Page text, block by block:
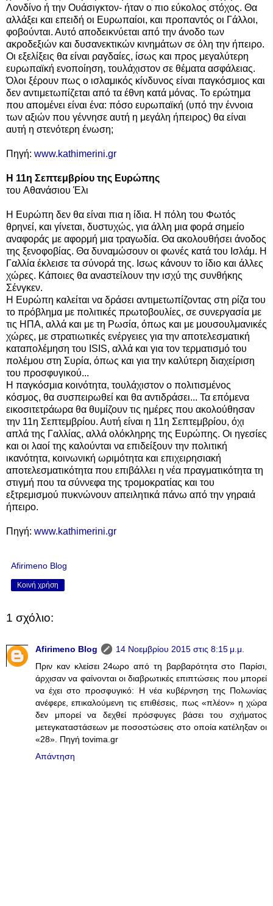
Λονδίνο ή την Ουάσιγκτον- ήταν ο πιο εύκολος στόχος. Θα
αλλάξει και επειδή οι Ευρωπαίοι, και προπαντός οι Γάλλοι,
φοβούνται. Αυτό αποδεικνύεται από την άνοδο των
ακροδεξιών και δυσανεκτικών κινημάτων σε όλη την ήπειρο.
Οι εξελίξεις θα είναι ραγδαίες, ίσως και προς μεγαλύτερη
ευρωπαϊκή ενοποίηση, τουλάχιστον σε θέματα ασφάλειας.
Όλοι ξέρουν πως ο ισλαμικός κίνδυνος είναι παγκόσμιος και
δεν αντιμετωπίζεται από τα έθνη κατά μόνας. Το ερώτημα
που απομένει είναι ένα: πόσο ευρωπαϊκή (υπό την έννοια
των αξιών που γέννησε αυτή η μεγάλη ήπειρος) θα είναι
αυτή η στενότερη ένωση;
Πηγή: www.kathimerini.gr
Η 11η Σεπτεμβρίου της Ευρώπης
του Αθανάσιου Έλι
Η Ευρώπη δεν θα είναι πια η ίδια. Η πόλη του Φωτός
θρηνεί, και γίνεται, δυστυχώς, για άλλη μια φορά σημείο
αναφοράς με αφορμή μια τραγωδία. Θα ακολουθήσει άνοδος
της ξενοφοβίας. Θα δυναμώσουν οι φωνές κατά του Ισλάμ. Η
Γαλλία έκλεισε τα σύνορά της. Ισως κάνουν το ίδιο και άλλες
χώρες. Κάποιες θα αναστείλουν την ισχύ της συνθήκης
Σένγκεν.
Η Ευρώπη καλείται να δράσει αντιμετωπίζοντας στη ρίζα του
το πρόβλημα με πολιτικές πρωτοβουλίες, σε συνεργασία με
τις ΗΠΑ, αλλά και με τη Ρωσία, όπως και με μουσουλμανικές
χώρες, με στρατιωτικές ενέργειες για την αποτελεσματική
καταπολέμηση του ISIS, αλλά και για τον τερματισμό του
πολέμου στη Συρία, όπως και για την καλύτερη διαχείριση
του προσφυγικού...
Η παγκόσμια κοινότητα, τουλάχιστον ο πολιτισμένος
κόσμος, θα συσπειρωθεί και θα αντιδράσει... Τα επόμενα
εικοσιτετράωρα θα θυμίζουν τις ημέρες που ακολούθησαν
την 11η Σεπτεμβρίου. Αυτή είναι η 11η Σεπτεμβρίου, όχι
απλά της Γαλλίας, αλλά ολόκληρης της Ευρώπης. Οι ηγεσίες
και οι λαοί της καλούνται να επιδείξουν την πολιτική
ικανότητα, κοινωνική ωριμότητα και επιχειρησιακή
αποτελεσματικότητα που επιβάλλει η νέα πραγματικότητα τη
στιγμή που τα σύννεφα της τρομοκρατίας και του
εξτρεμισμού πυκνώνουν απειλητικά πάνω από την γηραιά
ήπειρο.
Πηγή: www.kathimerini.gr
Afirimeno Blog
Κοινή χρήση
1 σχόλιο:
Afirimeno Blog
14 Νοεμβρίου 2015 στις 8:15 μ.μ.
Πριν καν κλείσει 24ωρο από τη βαρβαρότητα στο Παρίσι,
άρχισαν να φαίνονται οι διαβρωτικές επιπτώσεις που μπορεί
να έχει στο προσφυγικό: Η νέα κυβέρνηση της Πολωνίας
ανέφερε, επικαλούμενη τις επιθέσεις, πως «πλέον» η χώρα
δεν μπορεί να δεχθεί πρόσφυγες βάσει του σχήματος
μετεγκαταστάσεων με ποσοστώσεις στο οποία κατέληξαν οι
«28». Πηγή tovima.gr
Απάντηση